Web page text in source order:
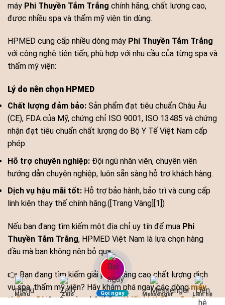
máy Phi Thuyền Tắm Trắng chính hãng, chất lượng cao,
được nhiều spa và thẩm mỹ viện tin dùng.
HPMED cung cấp nhiều dòng máy Phi Thuyền Tắm Trắng
với công nghệ tiên tiến, phù hợp với nhu cầu của từng spa và
thẩm mỹ viện:
Lý do nên chọn HPMED
Chất lượng đảm bảo: Sản phẩm đạt tiêu chuẩn Châu Âu
(CE), FDA của Mỹ, chứng chỉ ISO 9001, ISO 13485 và chứng
nhận đạt tiêu chuẩn chất lượng do Bộ Y Tế Việt Nam cấp
phép.
Hỗ trợ chuyên nghiệp: Đội ngũ nhân viên, chuyên viên
hướng dẫn chuyên nghiệp, luôn sẵn sàng hỗ trợ khách hàng.
Dịch vụ hậu mãi tốt: Hỗ trợ bảo hành, bảo trì và cung cấp
linh kiện thay thế chính hãng.([Trang Vàng][1])
Nếu bạn đang tìm kiếm một địa chỉ uy tín để mua Phi
Thuyền Tắm Trắng, HPMED Việt Nam là lựa chọn hàng
đầu mà bạn không nên bỏ qua.
👉 Bạn đang tìm kiếm giải pháp nâng cao chất lượng dịch
vụ spa, thẩm mỹ viện? Hãy khám phá ngay các dòngmáy
thẩm mỹhiện đại cùng hệ thốngthiết bị thẩm mỹ công
Menu Zalo Gọi ngay Messenger Liên hệ